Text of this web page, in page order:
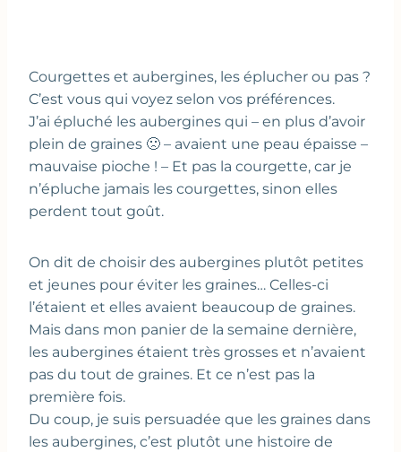
Courgettes et aubergines, les éplucher ou pas ?
C’est vous qui voyez selon vos préférences.
J’ai épluché les aubergines qui – en plus d’avoir
plein de graines 🙁 – avaient une peau épaisse –
mauvaise pioche ! – Et pas la courgette, car je
n’épluche jamais les courgettes, sinon elles
perdent tout goût.
On dit de choisir des aubergines plutôt petites
et jeunes pour éviter les graines… Celles-ci
l’étaient et elles avaient beaucoup de graines.
Mais dans mon panier de la semaine dernière,
les aubergines étaient très grosses et n’avaient
pas du tout de graines. Et ce n’est pas la
première fois.
Du coup, je suis persuadée que les graines dans
les aubergines, c’est plutôt une histoire de